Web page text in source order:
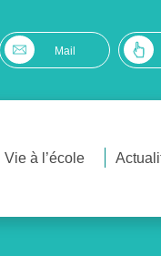
Mail
Vie à l’école